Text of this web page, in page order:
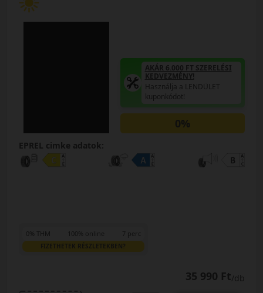
AKÁR 6.000 FT SZERELÉSI
KEDVEZMÉNY!
Használja a LENDÜLET
kuponkódot!
0%
EPREL cimke adatok:
0% THM 100% online 7 perc
FIZETHETEK RÉSZLETEKBEN?
35 990 Ft/db